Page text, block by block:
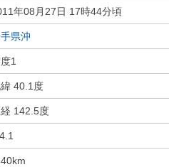
年08月27日 17時44分頃
県沖
1
40.1度
142.5度